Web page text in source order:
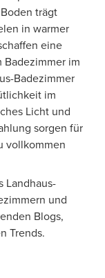
trägt
in warmer
eine
im
Badezimmer
im
Licht und
sorgen für
vollkommen
Landhaus-
und
Blogs,
Trends.